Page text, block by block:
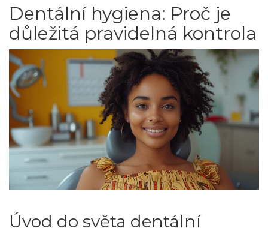
Dentální hygiena: Proč je
důležitá pravidelná kontrola
Úvod do světa dentální